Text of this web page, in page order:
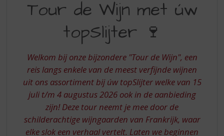
DE
UW
TOPSLIJTER
Tour de Wijn met úw
topSlijter 🍷
Welkom bij onze bijzondere "Tour de Wijn", een
reis langs enkele van de meest verfijnde wijnen
uit ons assortiment bij úw topSlijter welke van 15
juli t/m 4 augustus 2026 ook in de aanbieding
zijn! Deze tour neemt je mee door de
schilderachtige wijngaarden van Frankrijk, waar
elke slok een verhaal vertelt. Laten we beginnen